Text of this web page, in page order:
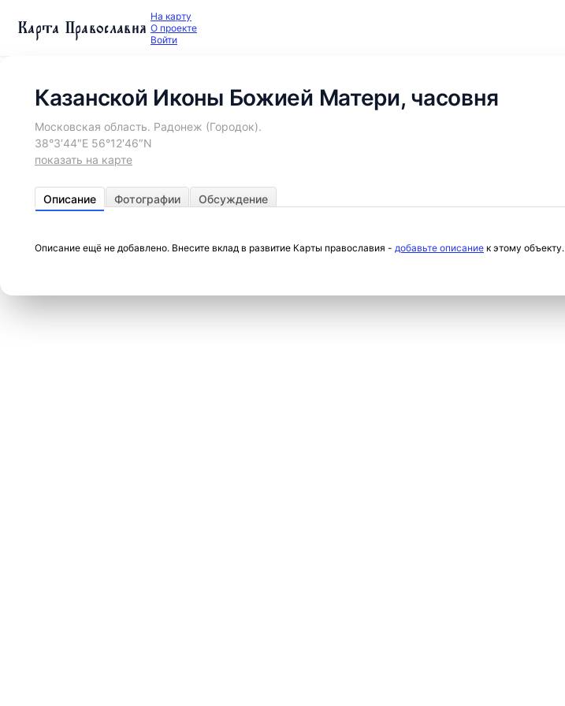
Карта Православия На карту
О проекте
Войти
Казанской Иконы Божией Матери, часовня
Московская область. Радонеж (Городок).
38°3′44″E 56°12′46″N
показать на карте
Описание Фотографии Обсуждение
Описание ещё не добавлено. Внесите вклад в развитие Карты православия - добавьте описание к этому объекту.